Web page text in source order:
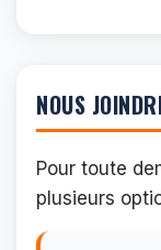
NOUS
Pour toute
plusieurs